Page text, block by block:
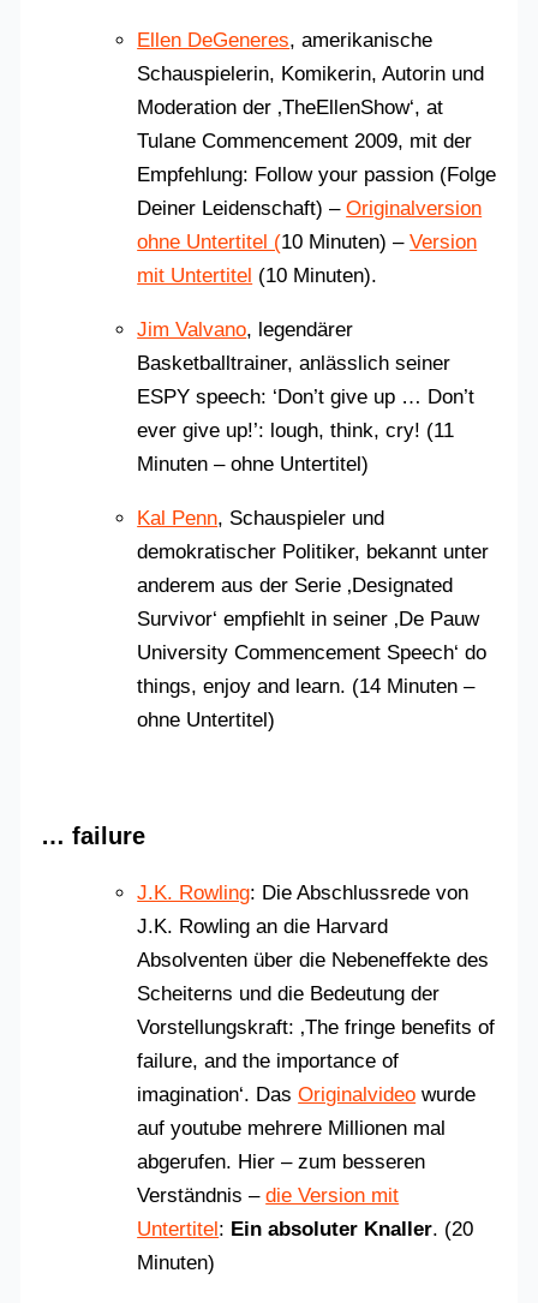
Ellen DeGeneres, amerikanische
Schauspielerin, Komikerin, Autorin und
Moderation der ‚TheEllenShow‘, at
Tulane Commencement 2009, mit der
Empfehlung: Follow your passion (Folge
Deiner Leidenschaft) –Originalversion
ohne Untertitel (10 Minuten) –Version
mit Untertitel (10 Minuten).
Jim Valvano, legendärer
Basketballtrainer, anlässlich seiner
ESPY speech: ‘Don’t give up … Don’t
ever give up!’: lough, think, cry! (11
Minuten – ohne Untertitel)
Kal Penn, Schauspieler und
demokratischer Politiker, bekannt unter
anderem aus der Serie ‚Designated
Survivor‘ empfiehlt in seiner ‚De Pauw
University Commencement Speech‘ do
things, enjoy and learn. (14 Minuten –
ohne Untertitel)
… failure
J.K. Rowling: Die Abschlussrede von
J.K. Rowling an die Harvard
Absolventen über die Nebeneffekte des
Scheiterns und die Bedeutung der
Vorstellungskraft: ‚The fringe benefits of
failure, and the importance of
imagination‘. DasOriginalvideo wurde
auf youtube mehrere Millionen mal
abgerufen. Hier – zum besseren
Verständnis –die Version mit
Untertitel: Ein absoluter Knaller. (20
Minuten)